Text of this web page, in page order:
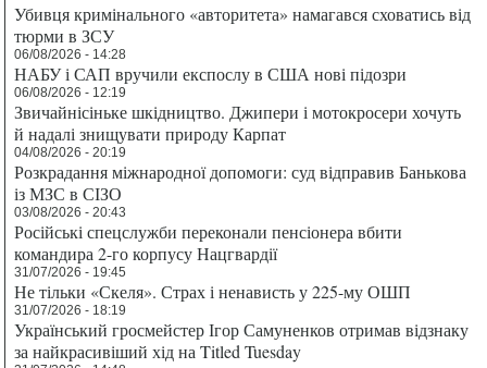
Убивця кримінального «авторитета» намагався сховатись від
тюрми в ЗСУ
06/08/2026 - 14:28
НАБУ і САП вручили експослу в США нові підозри
06/08/2026 - 12:19
Звичайнісіньке шкідництво. Джипери і мотокросери хочуть
й надалі знищувати природу Карпат
04/08/2026 - 20:19
Розкрадання міжнародної допомоги: суд відправив Банькова
із МЗС в СІЗО
03/08/2026 - 20:43
Російські спецслужби переконали пенсіонера вбити
командира 2-го корпусу Нацгвардії
31/07/2026 - 19:45
Не тільки «Скеля». Страх і ненависть у 225-му ОШП
31/07/2026 - 18:19
Український гросмейстер Ігор Самуненков отримав відзнаку
за найкрасивіший хід на Titled Tuesday